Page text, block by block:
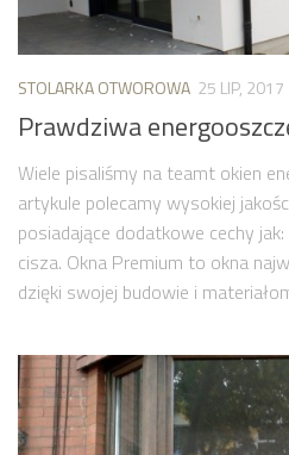
STOLARKA OTWOROWA 25 LIP, 2017
Prawdziwa
Wiele pisaliśmy na teamt okien
artykule polecamy wysokiej
posiadające dodatkowe cechy
cisza. Okna Premium to okna
dzięki swojej budowie i